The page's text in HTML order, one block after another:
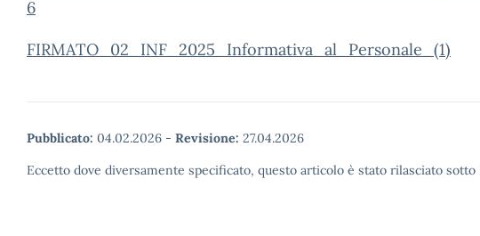
6
FIRMATO_02_INF_2025_Informativa_al_Personale_(1)
Pubblicato: 04.02.2026 - Revisione: 27.04.2026
Eccetto dove diversamente specificato, questo articolo è stato rilasciato